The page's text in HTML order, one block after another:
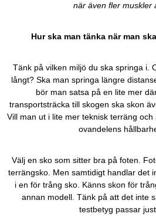
när även fler muskler
Hur ska man tänka när man
Tänk på vilken miljö du ska springa i.
långt? Ska man springa längre
bör man satsa på en lite mer
transportsträcka till skogen ska skon
Vill man ut i lite mer teknisk terräng
ovandelens
Välj en sko som sitter bra på foten.
terrängsko. Men samtidigt handlar det
i en för trång sko. Känns skon för
annan modell. Tänk på att det inte
testbetyg passar